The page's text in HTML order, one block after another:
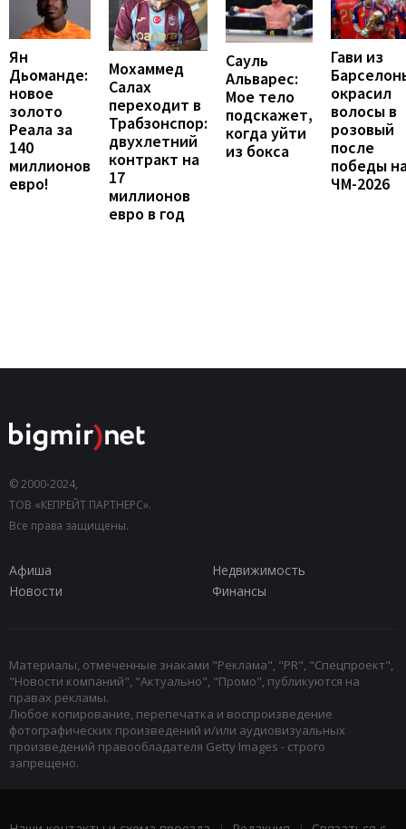
Ян
Дьоманде:
новое
золото
Реала за
140
миллионов
евро!
Мохаммед
Салах
переходит в
Трабзонспор:
двухлетний
контракт на
17
миллионов
евро в год
Сауль
Альварес:
Мое тело
подскажет,
когда уйти
из бокса
Гави из
окрасил
волосы в
розовый
после
победы
ЧМ-2026
© 2000-2024,
ТОВ «КЕПРЕЙТ ПАРТНЕРС».
Все права защищены.
Афиша
Недвижимость
Новости
Финансы
Материалы, отмеченные знаками "Реклама", "PR", "Спецпроект",
"Новости компаний", "Актуально", "Промо", публикуются на
правах рекламы.
Любое копирование, перепечатка и воспроизведение
фотографических произведений и/или аудиовизуальных
произведений правообладателя Getty Images - строго
запрещено.